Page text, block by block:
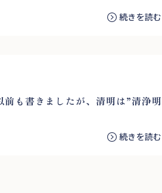
続きを読む
も書きましたが、清明は”清浄明
続きを読む